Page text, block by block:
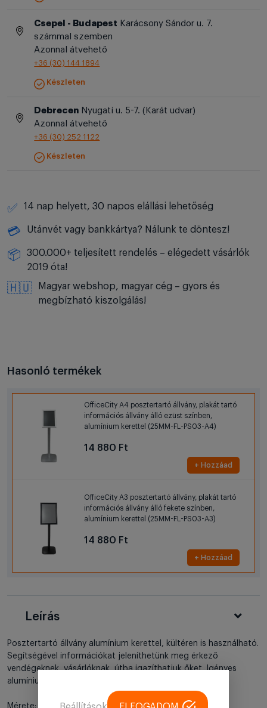
Csepel - Budapest Karácsony Sándor u. 7.
számmal szemben
Azonnal átvehető
+36 (30) 144 1894
Készleten
Debrecen Nyugati u. 5-7. (Karát udvar)
Azonnal átvehető
+36 (30) 252 1122
Készleten
✅ 14 nap helyett, 30 napos elállási lehetőség
💳 Utánvét vagy bankkártya? Nálunk te döntesz!
📦
300.000+ teljesített rendelés – elégedett vásárlók
2019 óta!
🇭🇺
Magyar webshop, magyar cég – gyors és
megbízható kiszolgálás!
Hasonló termékek
OfficeCity A4 posztertartó állvány, plakát tartó
információs állvány álló ezüst színben,
alumínium kerettel (25MM-FL-PS03-A4)
14 880 Ft
+ Hozzáad
OfficeCity A3 posztertartó állvány, plakát tartó
információs állvány álló fekete színben,
alumínium kerettel (25MM-FL-PS03-A3)
14 880 Ft
+ Hozzáad
Leírás
Posztertartó állvány alumínium kerettel, kültéren is használható.
Segítségével információkat jeleníthetünk meg érkező
vendégeknek, vásárlóknak, útba igazíthatjuk őket. Igényes
alumínium kerettel, aminek 25mm a vastagsága.
Mérete: A3